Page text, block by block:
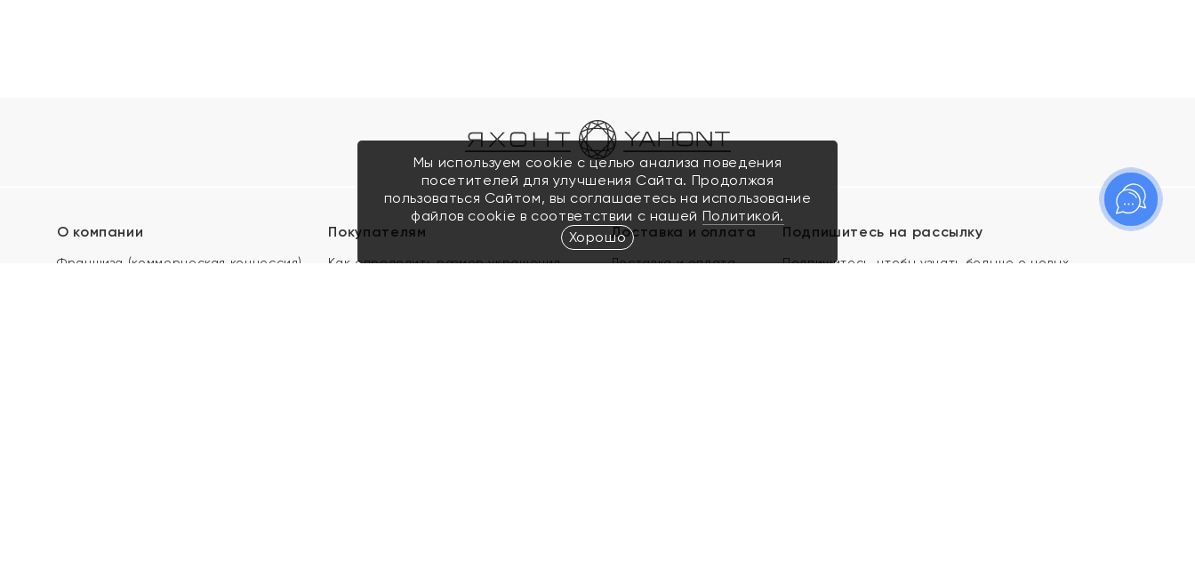
О компании
Франшиза (коммерческая концессия)
Покупателям
Как определить размер украшения
Доставка и оплата
Доставка и оплата
Подпишитесь на рассылку
Подпишитесь, чтобы узнать больше о новых
Мы используем cookie с целью анализа поведения
посетителей для улучшения Сайта. Продолжая
пользоваться Сайтом, вы соглашаетесь на использование
файлов cookie в соответствии с нашей Политикой.
Хорошо